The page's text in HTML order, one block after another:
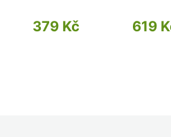
379 Kč 619